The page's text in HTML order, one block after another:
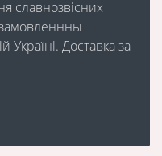
славнозвісних
Україні. Доставка за